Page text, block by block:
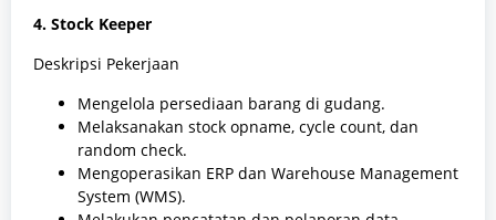
4. Stock Keeper
Deskripsi Pekerjaan
Mengelola persediaan barang di gudang.
Melaksanakan stock opname, cycle count, dan
random check.
Mengoperasikan ERP dan Warehouse Management
System (WMS).